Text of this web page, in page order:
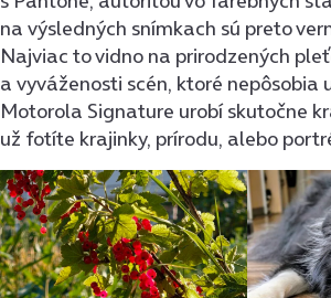
na výsledných snímkach sú preto
Najviac to vidno na prirodzených
a vyváženosti scén, ktoré nepôsobia
Motorola Signature urobí skutočne
už fotíte krajinky, prírodu, alebo